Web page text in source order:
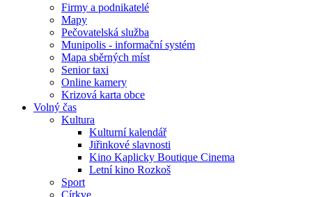
Firmy a podnikatelé
Mapy
Pečovatelská služba
Munipolis - informační systém
Mapa sběrných míst
Senior taxi
Online kamery
Krizová karta obce
Volný čas
Kultura
Kulturní kalendář
Jiřinkové slavnosti
Kino Kaplicky Boutique Cinema
Letní kino Rozkoš
Sport
Církve